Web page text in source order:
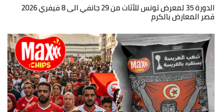
الدورة 35 لمعرض تونس للأثاث من 29 جانفي الى 8 فيفري 2026
قصر المعارض بالكرم